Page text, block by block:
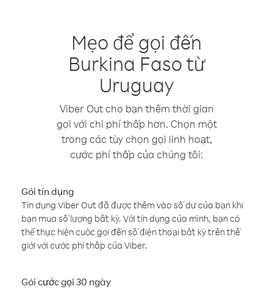
Mẹo để gọi đến
Burkina Faso từ
Uruguay
Viber Out cho bạn thêm thời gian
gọi với chi phí thấp hơn. Chọn một
trong các tùy chọn gọi linh hoạt,
cước phí thấp của chúng tôi:
Gói tín dụng
Tín dụng Viber Out đã được thêm vào số dư của bạn khi
bạn mua số lượng bất kỳ. Với tín dụng của mình, bạn có
thể thực hiện cuộc gọi đến số điện thoại bất kỳ trên thế
giới với cước phí thấp của Viber.
Gói cước gọi 30 ngày